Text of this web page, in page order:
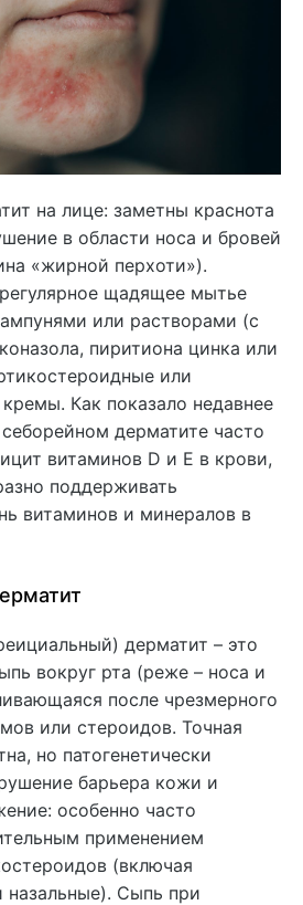
на лице: заметны краснота
в области носа и бровей
«жирной перхоти»).
щадящее мытье
или растворами (с
пиритиона цинка или
или
Как показало недавнее
дерматите часто
витаминов D и E в крови,
поддерживать
витаминов и минералов в
дерматит – это
вокруг рта (реже – носа и
после чрезмерного
или стероидов. Точная
но патогенетически
барьера кожи и
особенно часто
применением
(включая
назальные). Сыпь при